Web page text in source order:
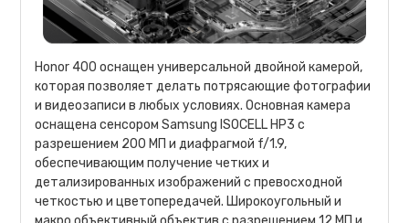
Honor 400 оснащен универсальной двойной камерой,
которая позволяет делать потрясающие фотографии
и видеозаписи в любых условиях. Основная камера
оснащена сенсором Samsung ISOCELL HP3 с
разрешением 200 МП и диафрагмой f/1.9,
обеспечивающим получение четких и
детализированных изображений с превосходной
четкостью и цветопередачей. Широкоугольный и